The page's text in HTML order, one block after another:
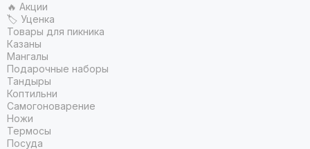
🔥 Акции
🏷 Уценка
Товары для пикника
Казаны
Мангалы
Подарочные наборы
Тандыры
Коптильни
Самогоноварение
Ножи
Термосы
Посуда